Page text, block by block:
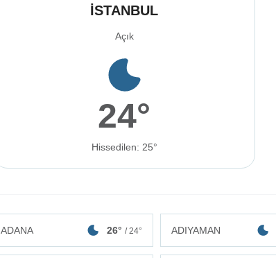
İSTANBUL
Açık
24°
Hissedilen: 25°
ADANA 26° / 24° ADIYAMAN